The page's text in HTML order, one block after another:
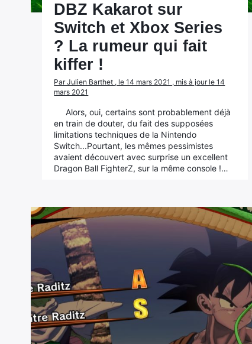
DBZ Kakarot sur
Switch et Xbox Series
? La rumeur qui fait
kiffer !
Par Julien Barthet , le 14 mars 2021 , mis à jour le 14
mars 2021
Alors, oui, certains sont probablement déjà
en train de douter, du fait des supposées
limitations techniques de la Nintendo
Switch...Pourtant, les mêmes pessimistes
avaient découvert avec surprise un excellent
Dragon Ball FighterZ, sur la même console !…